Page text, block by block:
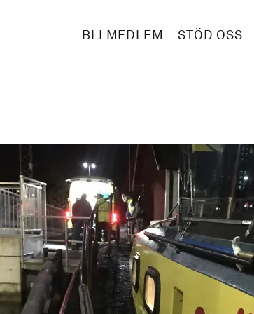
BLI MEDLEM STÖD OSS